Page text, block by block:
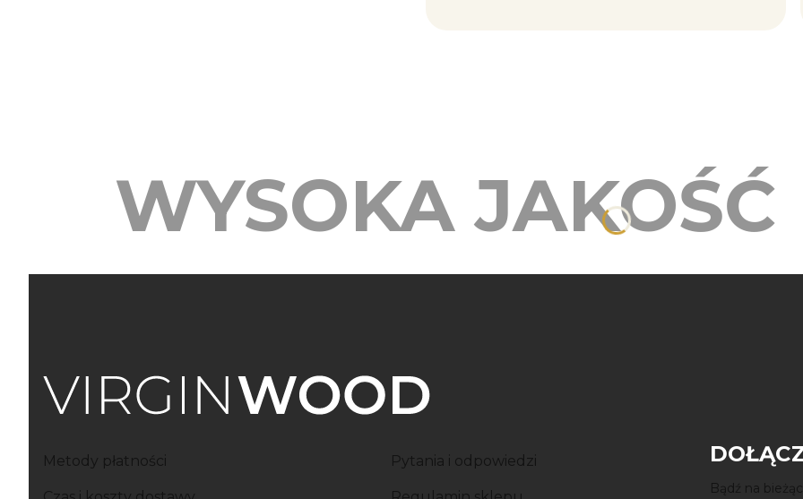
WYSOKA JAKOŚĆ
Linki w stopce
Metody płatności Pytania i odpowiedzi
Bądź na